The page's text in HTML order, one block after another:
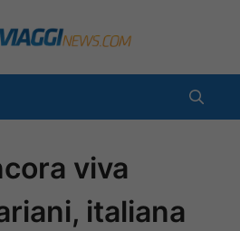
viva
italiana